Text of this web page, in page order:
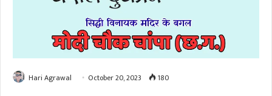
Hari Agrawal October 20, 2023 180